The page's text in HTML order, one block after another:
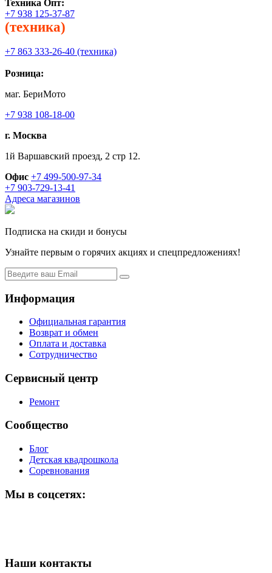
Техника Опт:
+7 938 125-37-87
(техника)
+7 863 333-26-40 (техника)
Розница:
маг. БериМото
+7 938 108-18-00
г. Москва
1й Варшавский проезд, 2 стр 12.
Офис +7 499-500-97-34
+7 903-729-13-41
Адреса магазинов
Подписка на скиди и бонусы
Узнайте первым о горячих акциях и спецпредложениях!
Информация
Официальная гарантия
Возврат и обмен
Оплата и доставка
Сотрудничество
Сервисный центр
Ремонт
Сообщество
Блог
Детская квадрошкола
Соревнования
Мы в соцсетях:
Наши контакты